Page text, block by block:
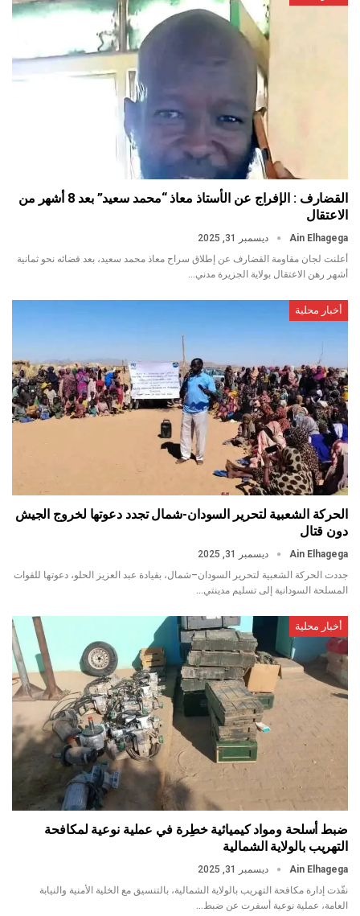
القضارف : الإفراج عن الأستاذ معاذ “محمد سعيد” بعد 8 أشهر من
الاعتقال
Ain Elhagega
ديسمبر 31, 2025
أعلنت لجان مقاومة القضارف عن إطلاق سراح معاذ محمد سعيد، بعد قضائه نحو ثمانية
أشهر رهن الاعتقال بولاية الجزيرة مدني…
أخبار محلية
الحركة الشعبية لتحرير السودان-شمال تجدد دعوتها لخروج الجيش
دون قتال
Ain Elhagega
ديسمبر 31, 2025
جددت الحركة الشعبية لتحرير السودان–شمال، بقيادة عبد العزيز الحلو، دعوتها للقوات
المسلحة السودانية إلى تسليم مدينتي…
أخبار محلية
ضبط أسلحة ومواد كيميائية خطِرة في عملية نوعية لمكافحة
التهريب بالولاية الشمالية
Ain Elhagega
ديسمبر 31, 2025
نفّذت إدارة مكافحة التهريب بالولاية الشمالية، بالتنسيق مع الخلية الأمنية والنيابة
العامة، عملية نوعية أسفرت عن ضبط…